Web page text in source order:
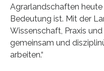
Agrarlandschaften
Bedeutung ist. Mit der
Wissenschaft, Praxis
gemeinsam und
arbeiten.“